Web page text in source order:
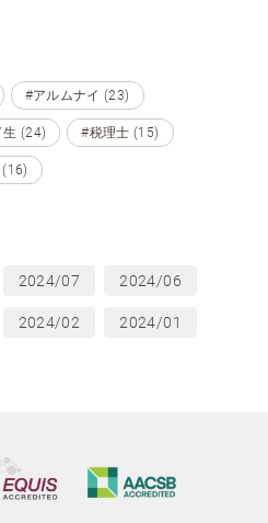
#アルムナイ (23)
生 (24) #税理士 (15)
2024/07 2024/06
2024/02 2024/01